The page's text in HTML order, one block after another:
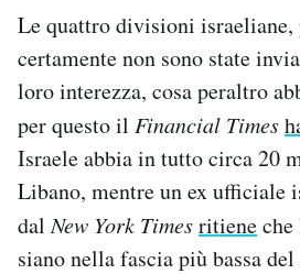
Le quattro divisioni israeliane,
certamente non sono state
loro interezza, cosa peraltro
per questo il Financial Times
Israele abbia in tutto circa 20
Libano, mentre un ex ufficiale
dalNew York Timesritiene
siano nella fascia più bassa